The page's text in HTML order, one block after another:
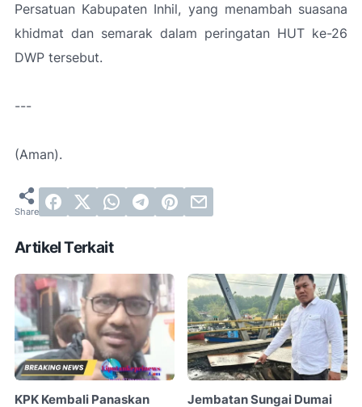
Persatuan Kabupaten Inhil, yang menambah suasana
khidmat dan semarak dalam peringatan HUT ke-26
DWP tersebut.
---
(Aman).
Artikel Terkait
KPK Kembali Panaskan Jembatan Sungai Dumai